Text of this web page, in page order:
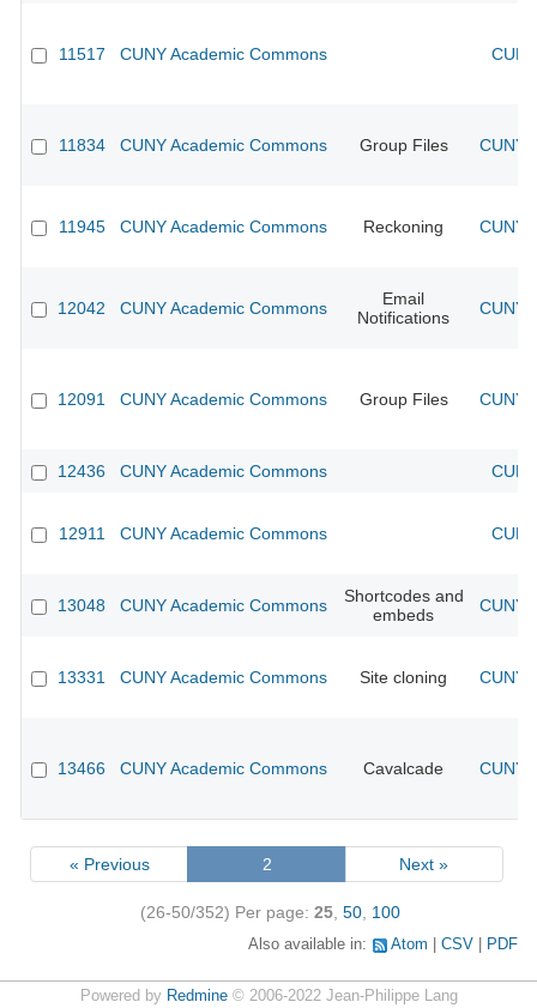
11517 CUNY Academic Commons
11834 CUNY Academic Commons Group Files CUNY
11945 CUNY Academic Commons Reckoning CUNY
12042 CUNY Academic Commons
Email
Notifications
CUNY
12091 CUNY Academic Commons Group Files CUNY
12436 CUNY Academic Commons
12911 CUNY Academic Commons
13048 CUNY Academic Commons
Shortcodes and
embeds
CUNY
13331 CUNY Academic Commons Site cloning CUNY
13466 CUNY Academic Commons Cavalcade CUNY
« Previous 2 Next »
(26-50/352) Per page: 25 50 100
Also available in: Atom CSV PDF
Powered by Redmine© 2006-2022 Jean-Philippe Lang